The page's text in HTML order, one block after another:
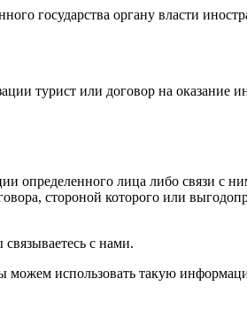
государства органу власти
турист или договор на оказание
определенного лица либо связи с
стороной которого или
с нами.
можем использовать такую